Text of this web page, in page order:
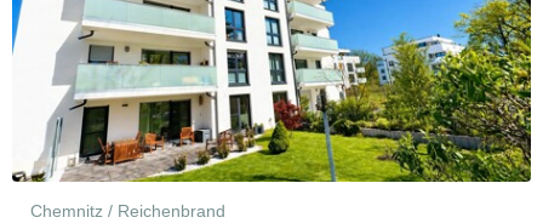
Chemnitz / Reichenbrand